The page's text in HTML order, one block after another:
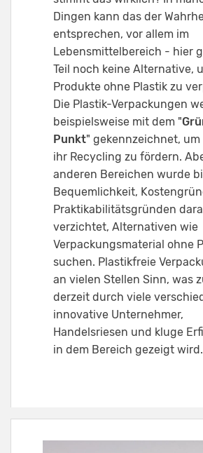
Dingen kann das der
entsprechen, vor allem im
Lebensmittelbereich - hier
Teil noch keine Alternative,
Produkte ohne Plastik zu
Die Plastik-Verpackungen
beispielsweise mit dem "
Punkt" gekennzeichnet,
ihr Recycling zu fördern.
anderen Bereichen wurde
Bequemlichkeit,
Praktikabilitätsgründen
verzichtet, Alternativen wie
Verpackungsmaterial ohne
suchen. Plastikfreie
an vielen Stellen Sinn, was
derzeit durch viele
innovative Unternehmer,
Handelsriesen und kluge
in dem Bereich gezeigt wird.